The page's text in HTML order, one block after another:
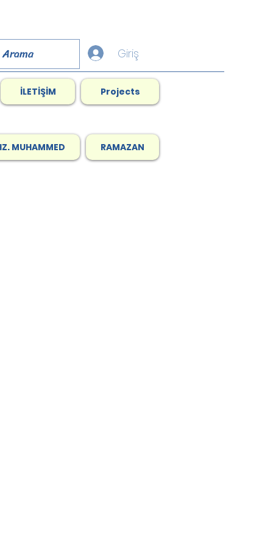
Giriş
İLETİŞİM Projects
MUHAMMED RAMAZAN